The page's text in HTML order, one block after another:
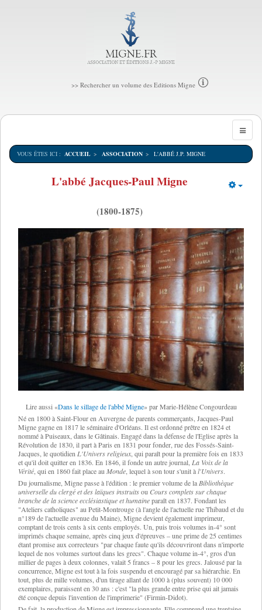
>> Rechercher un volume des Editions Migne
VOUS ÊTES ICI : ACCUEIL ASSOCIATION L'ABBÉ J.P. MIGNE
L'abbé Jacques-Paul Migne
(1800-1875)
Lire aussi «Dans le sillage de l'abbé Migne» par Marie-Hélène Congourdeau
Né en 1800 à Saint-Flour en Auvergne de parents commerçants, Jacques-Paul
Migne gagne en 1817 le séminaire d'Orléans. Il est ordonné prêtre en 1824 et
nommé à Puiseaux, dans le Gâtinais. Engagé dans la défense de l'Eglise après la
Révolution de 1830, il part à Paris en 1831 pour fonder, rue des Fossés-Saint-
Jacques, le quotidien L'Univers religieux, qui paraît pour la première fois en 1833
et qu'il doit quitter en 1836. En 1846, il fonde un autre journal, La Voix de la
Vérité , qui en 1860 fait place au Monde , lequel à son tour s'unit àl'Univers.
Du journalisme, Migne passe à l'édition : le premier volume de la Bibliothèque
universelle du clergé et des laïques instruitsou Cours complets sur chaque
branche de la science ecclésiastique et humaineparaît en 1837. Fondant les
"Ateliers catholiques" au Petit-Montrouge (à l'angle de l'actuelle rue Thibaud et du
n°189 de l'actuelle avenue du Maine), Migne devient également imprimeur,
comptant de trois cents à six cents employés. Un, puis trois volumes in-4° sont
imprimés chaque semaine, après cinq jeux d'épreuves – une prime de 25 centimes
étant promise aux correcteurs "par chaque faute qu'ils découvriront dans n'importe
lequel de nos volumes surtout dans les grecs". Chaque volume in-4°, gros d'un
millier de pages à deux colonnes, valait 5 francs – 8 pour les grecs. Jalousé par la
concurrence, Migne est tout à la fois suspendu et encouragé par sa hiérarchie. En
tout, plus de mille volumes, d'un tirage allant de 1000 à (plus souvent) 10 000
exemplaires, paraissent en 30 ans : c'est "la plus grande entre prise qui ait jamais
été conçue depuis l'invention de l'imprimerie" (Firmin-Didot).